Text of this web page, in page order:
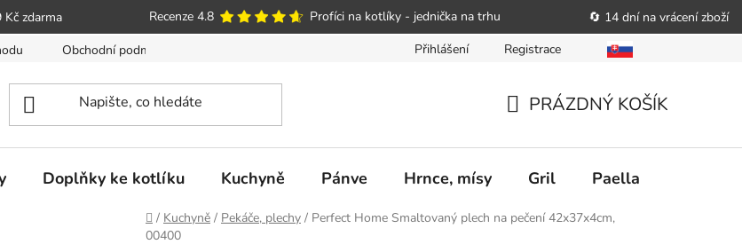
zdarma Recenze 4.8 Profíci na kotlíky - jednička na trhu 🔄 14 dní na vrácení zboží
Obchodní podmínky Poučení o právu spotřebitele podat obchodníkovi žádost o nápravu Reklamační řád
Přihlášení Registrace
KOŠÍK
PRÁZDNÝ KOŠÍK
Doplňky ke kotlíku Kuchyně Pánve Hrnce, mísy Gril Paella
Domů
/ Kuchyně / Pekáče, plechy / Perfect Home Smaltovaný plech na pečení 42x37x4cm,
00400